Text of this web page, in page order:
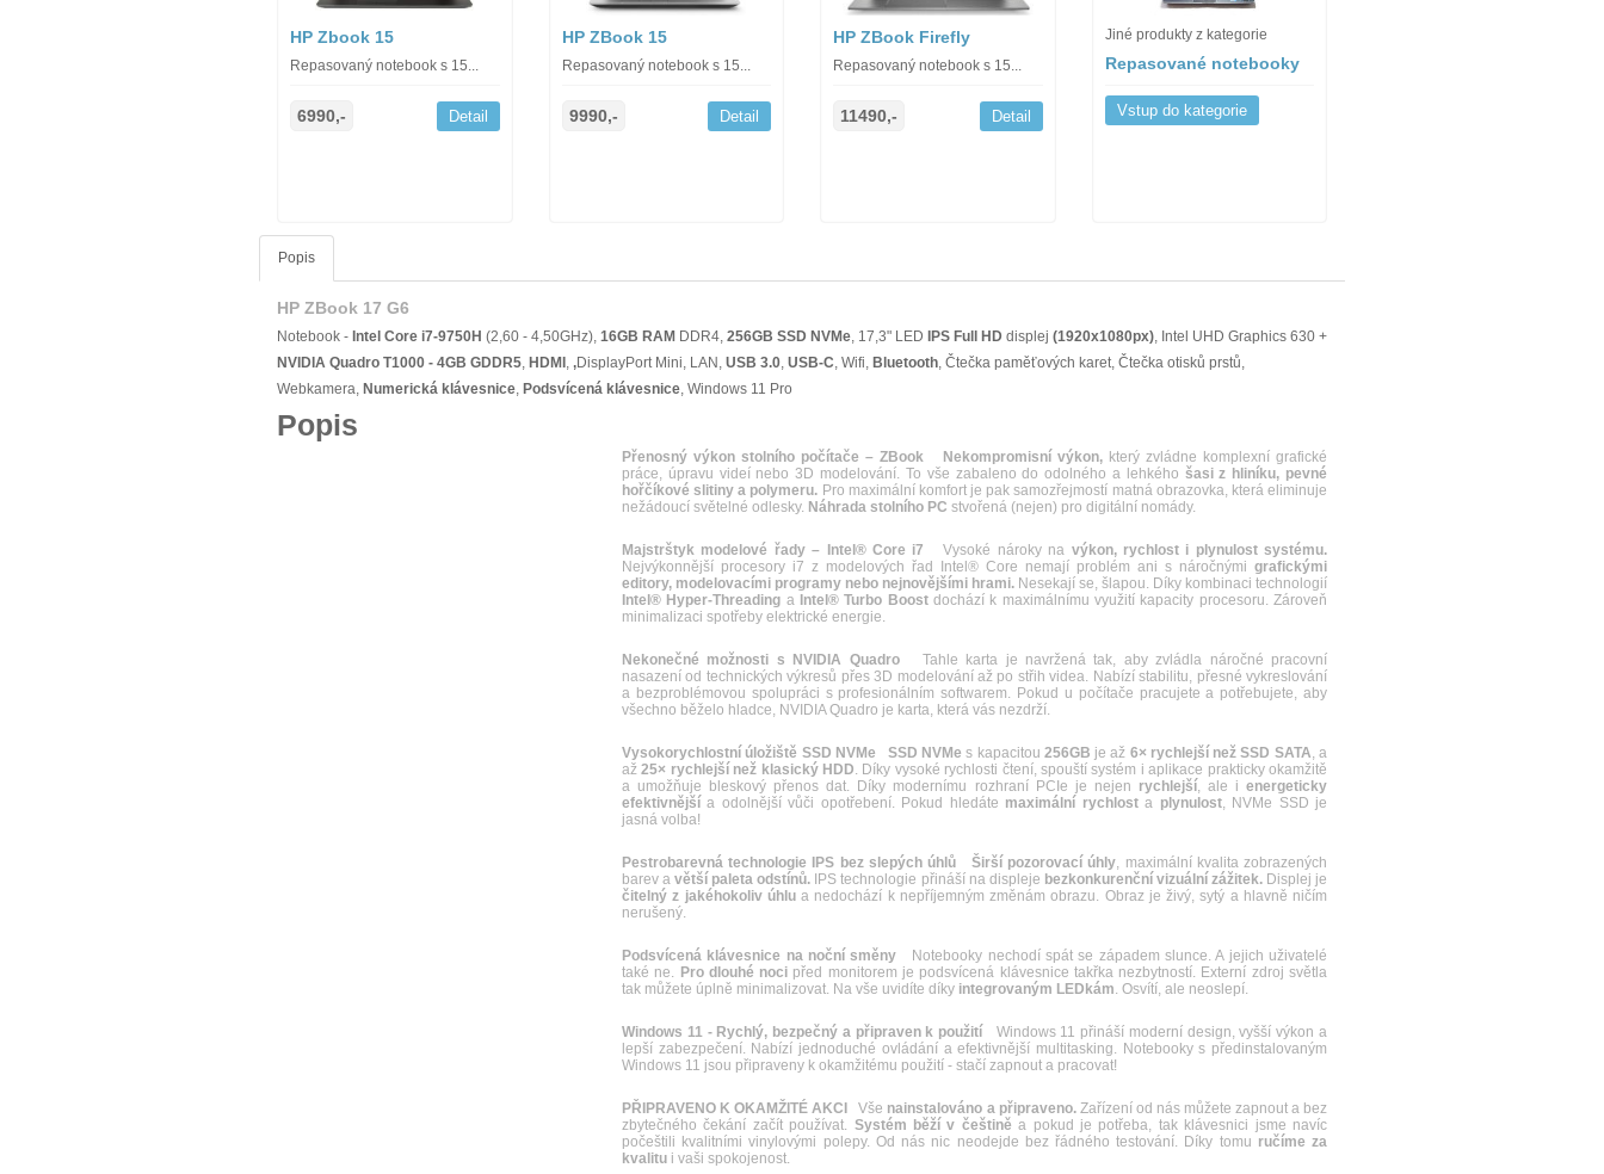
HP Zbook 15
Repasovaný notebook s 15...
6990,- Detail
HP ZBook 15
Repasovaný notebook s 15...
9990,- Detail
HP ZBook Firefly
Repasovaný notebook s 15...
11490,- Detail
Jiné produkty z kategorie
Repasované notebooky
Vstup do kategorie
Popis
HP ZBook 17 G6
Notebook - Intel Core i7-9750H (2,60 - 4,50GHz), 16GB RAM DDR4, 256GB SSD NVMe, 17,3" LED IPS Full HD displej (1920x1080px), Intel UHD Graphics 630 +
NVIDIA Quadro T1000 - 4GB GDDR5, HDMI , ,DisplayPort Mini, LAN, USB 3.0, USB-C, Wifi, Bluetooth, Čtečka paměťových karet, Čtečka otisků prstů,
Webkamera, Numerická klávesnice, Podsvícená klávesnice, Windows 11 Pro
Popis
Přenosný výkon stolního počítače – ZBook Nekompromisní výkon,který zvládne komplexní grafické
práce, úpravu videí nebo 3D modelování. To vše zabaleno do odolného a lehkého šasi z hliníku, pevné
hořčíkové slitiny a polymeru. Pro maximální komfort je pak samozřejmostí matná obrazovka, která eliminuje
nežádoucí světelné odlesky. Náhrada stolního PC stvořená (nejen) pro digitální nomády.
Majstrštyk modelové řady – Intel® Core i7 Vysoké nároky na výkon, rychlost i plynulost systému.
Nejvýkonnější procesory i7 z modelových řad Intel® Core nemají problém ani s náročnými grafickými
editory, modelovacími programy nebo nejnovějšími hrami. Nesekají se, šlapou. Díky kombinaci technologií
Intel® Hyper-Threading a Intel® Turbo Boostdochází k maximálnímu využití kapacity procesoru. Zároveň
minimalizaci spotřeby elektrické energie.
Nekonečné možnosti s NVIDIA QuadroTahle karta je navržená tak, aby zvládla náročné pracovní
nasazení od technických výkresů přes 3D modelování až po střih videa. Nabízí stabilitu, přesné vykreslování
a bezproblémovou spolupráci s profesionálním softwarem. Pokud u počítače pracujete a potřebujete, aby
všechno běželo hladce, NVIDIA Quadro je karta, která vás nezdrží.
Vysokorychlostní úložiště SSD NVMe SSD NVMe s kapacitou 256GB je až 6× rychlejší než SSD SATA, a
až25× rychlejší než klasický HDD. Díky vysoké rychlosti čtení, spouští systém i aplikace prakticky okamžitě
a umožňuje bleskový přenos dat. Díky modernímu rozhraní PCIe je nejen rychlejší, ale ienergeticky
efektivnější a odolnější vůči opotřebení. Pokud hledáte maximální rychlosta plynulost, NVMe SSD je
jasná volba!
Pestrobarevná technologie IPS bez slepých úhlů Širší pozorovací úhly, maximální kvalita zobrazených
barev avětší paleta odstínů. IPS technologie přináší na displeje bezkonkurenční vizuální zážitek.Displej je
čitelný z jakéhokoliv úhlua nedochází k nepříjemným změnám obrazu. Obraz je živý, sytý a hlavně ničím
nerušený.
Podsvícená klávesnice na noční směny Notebooky nechodí spát se západem slunce. A jejich uživatelé
také ne. Pro dlouhé noci před monitorem je podsvícená klávesnice takřka nezbytností. Externí zdroj světla
tak můžete úplně minimalizovat. Na vše uvidíte díky integrovaným LEDkám. Osvítí, ale neoslepí.
Windows 11 - Rychlý, bezpečný a připraven k použití Windows 11 přináší moderní design, vyšší výkon a
lepší zabezpečení. Nabízí jednoduché ovládání a efektivnější multitasking. Notebooky s předinstalovaným
Windows 11 jsou připraveny k okamžitému použití - stačí zapnout a pracovat!
PŘIPRAVENO K OKAMŽITÉ AKCI Vše nainstalováno a připraveno.Zařízení od nás můžete zapnout a bez
zbytečného čekání začít používat. Systém běží v češtině a pokud je potřeba, tak klávesnici jsme navíc
počeštili kvalitními vinylovými polepy. Od nás nic neodejde bez řádného testování. Díky tomu ručíme za
kvalitu i vaši spokojenost.